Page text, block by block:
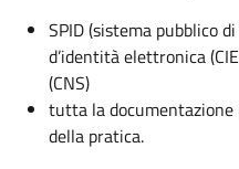
SPID (sistema pubblico
d’identità elettronica
(CNS)
tutta la
della pratica.